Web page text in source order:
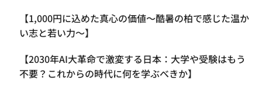
【1,000円に込めた真心の価値〜酷暑の柏で感じた温か
い志と若い力〜】
【2030年AI大革命で激変する日本：大学や受験はもう
不要？これからの時代に何を学ぶべきか】